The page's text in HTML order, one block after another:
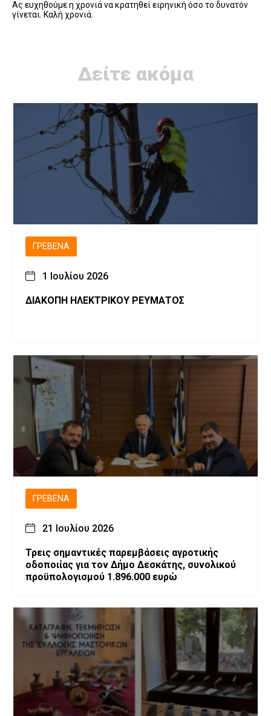
Ας ευχηθούμε η χρονιά να κρατηθεί ειρηνική όσο το δυνατόν
γίνεται. Καλή χρονιά.
Δείτε ακόμα
ΓΡΕΒΕΝΆ
1 Ιουλίου 2026
ΔΙΑΚΟΠΗ ΗΛΕΚΤΡΙΚΟΥ ΡΕΥΜΑΤΟΣ
ΓΡΕΒΕΝΆ
21 Ιουλίου 2026
Τρεις σημαντικές παρεμβάσεις αγροτικής
οδοποιίας για τον Δήμο Δεσκάτης, συνολικού
προϋπολογισμού 1.896.000 ευρώ